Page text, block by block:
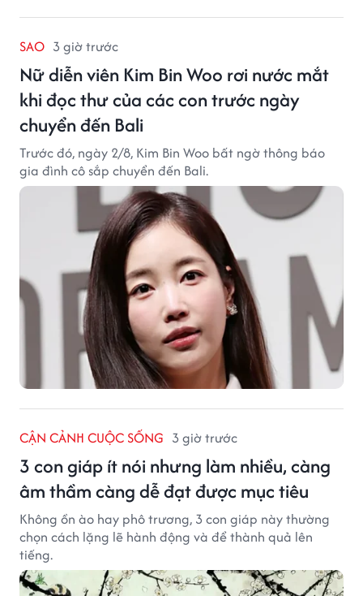
SAO 3 giờ trước
Nữ diễn viên Kim Bin Woo rơi nước mắt
khi đọc thư của các con trước ngày
chuyển đến Bali
Trước đó, ngày 2/8, Kim Bin Woo bất ngờ thông báo
gia đình cô sắp chuyển đến Bali.
CẬN CẢNH CUỘC SỐNG 3 giờ trước
3 con giáp ít nói nhưng làm nhiều, càng
âm thầm càng dễ đạt được mục tiêu
Không ồn ào hay phô trương, 3 con giáp này thường
chọn cách lặng lẽ hành động và để thành quả lên
tiếng.